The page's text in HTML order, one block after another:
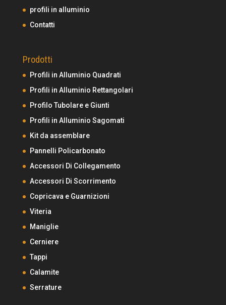
profili in alluminio
Contatti
Prodotti
Profili in Alluminio Quadrati
Profili in Alluminio Rettangolari
Profilo Tubolare e Giunti
Profili in Alluminio Sagomati
Kit da assemblare
Pannelli Policarbonato
Accessori Di Collegamento
Accessori Di Scorrimento
Copricava e Guarnizioni
Viteria
Maniglie
Cerniere
Tappi
Calamite
Serrature